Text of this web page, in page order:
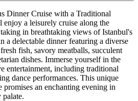
Dinner Cruise with a Traditional
a leisurely cruise along the
in breathtaking views of Istanbul's
a delectable dinner featuring a diverse
fish, savory meatballs, succulent
dishes. Immerse yourself in the
entertainment, including traditional
dance performances. This unique
an enchanting evening in
palate.